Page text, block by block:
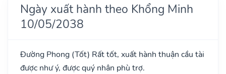
Ngày xuất hành theo Khổng Minh
10/05/2038
Đường Phong (Tốt) Rất tốt, xuất hành thuận cầu tài
được như ý, được quý nhân phù trợ.